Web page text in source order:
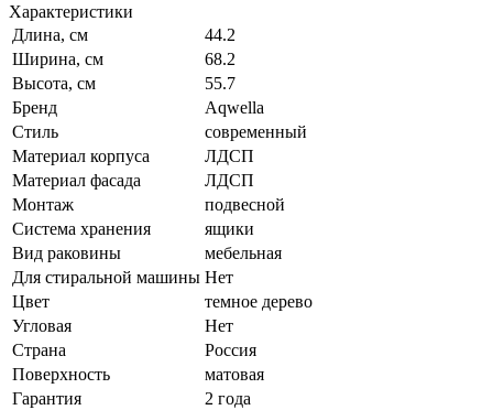
Характеристики
Длина, см
44.2
Ширина, см
68.2
Высота, см
55.7
Бренд
Aqwella
Стиль
современный
Материал корпуса
ЛДСП
Материал фасада
ЛДСП
Монтаж
подвесной
Система хранения
ящики
Вид раковины
мебельная
Для стиральной машины Нет
Цвет
темное дерево
Угловая
Нет
Страна
Россия
Поверхность
матовая
Гарантия
2 года